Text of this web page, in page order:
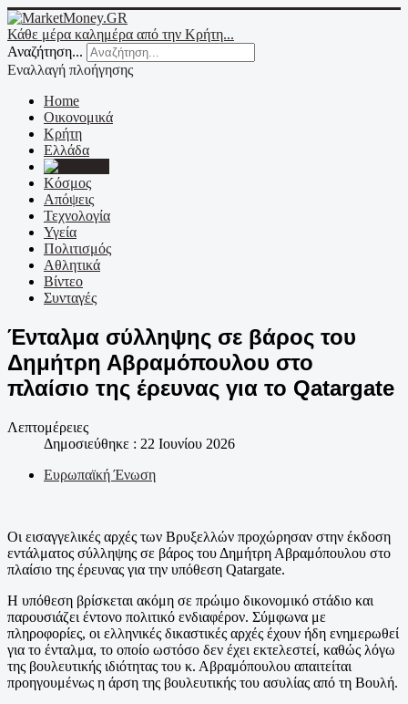
Κάθε μέρα καλημέρα από την Κρήτη...
Αναζήτηση...
Εναλλαγή πλοήγησης
Home
Οικονομικά
Κρήτη
Ελλάδα
Κόσμος
Απόψεις
Τεχνολογία
Υγεία
Πολιτισμός
Αθλητικά
Βίντεο
Συνταγές
Ένταλμα σύλληψης σε βάρος του
Δημήτρη Αβραμόπουλου στο
πλαίσιο της έρευνας για το Qatargate
Λεπτομέρειες
Δημοσιεύθηκε : 22 Ιουνίου 2026
Ευρωπαϊκή Ένωση
Οι εισαγγελικές αρχές των Βρυξελλών προχώρησαν στην έκδοση
εντάλματος σύλληψης σε βάρος του Δημήτρη Αβραμόπουλου στο
πλαίσιο της έρευνας για την υπόθεση Qatargate.
Η υπόθεση βρίσκεται ακόμη σε πρώιμο δικονομικό στάδιο και
παρουσιάζει έντονο πολιτικό ενδιαφέρον. Σύμφωνα με
πληροφορίες, οι ελληνικές δικαστικές αρχές έχουν ήδη ενημερωθεί
για το ένταλμα, το οποίο ωστόσο δεν έχει εκτελεστεί, καθώς λόγω
της βουλευτικής ιδιότητας του κ. Αβραμόπουλου απαιτείται
προηγουμένως η άρση της βουλευτικής του ασυλίας από τη Βουλή.